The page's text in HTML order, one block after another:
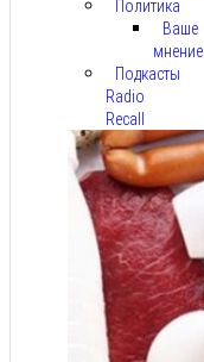
Политика
Ваше
мнение
Подкасты
Radio
Recall